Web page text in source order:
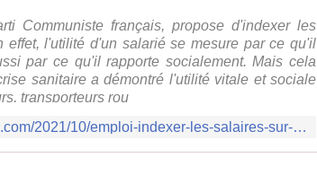
Communiste français, propose d'indexer les
effet, l'utilité d'un salarié se mesure par ce qu'il
par ce qu'il rapporte socialement. Mais cela
sanitaire a démontré l'utilité vitale et sociale
transporteurs rou
http://dessinsmisslilou.over-blog.com/2021/10/emploi-indexer-les-salaires-sur-leur-utilite-sociale.html